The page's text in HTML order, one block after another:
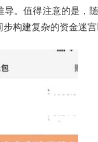
。值得注意的是，
构建复杂的资金迷宫